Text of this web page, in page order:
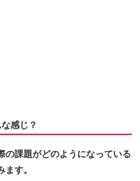
感じ？
の課題がどのようになっている
す。